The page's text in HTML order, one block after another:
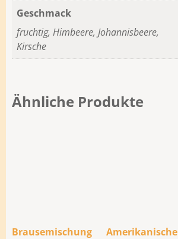
Geschmack
fruchtig, Himbeere, Johannisbeere,
Kirsche
Ähnliche Produkte
Brausemischung
Amerikanische